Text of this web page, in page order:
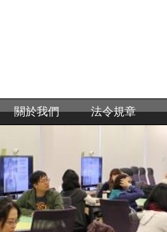
關於我們 法令規章